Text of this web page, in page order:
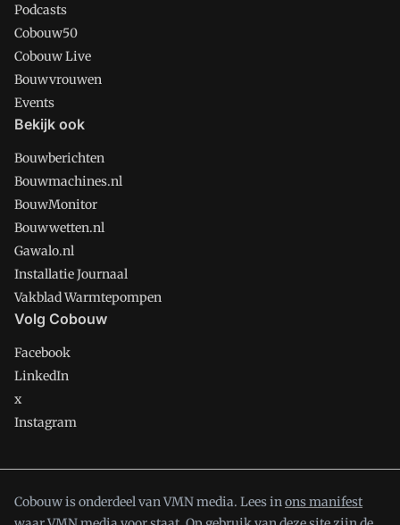
Podcasts
Cobouw50
Cobouw Live
Bouwvrouwen
Events
Bekijk ook
Bouwberichten
Bouwmachines.nl
BouwMonitor
Bouwwetten.nl
Gawalo.nl
Installatie Journaal
Vakblad Warmtepompen
Volg Cobouw
Facebook
LinkedIn
x
Instagram
Cobouw is onderdeel van VMN media. Lees inons manifest